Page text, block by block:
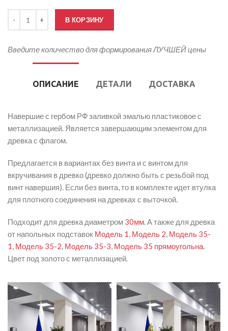
В КОРЗИНУ
Введите количество для формирования ЛУЧШЕЙ цены
ОПИСАНИЕ ДЕТАЛИ ДОСТАВКА
Навершие с гербом РФ заливкой эмалью пластиковое с
металлизацией. Является завершающим элементом для
древка с флагом.
Предлагается в вариантах без винта и с винтом для
вкручивания в древко (древко должно быть с резьбой под
винт навершия). Если без винта, то в комплекте идет втулка
для плотного соединения на древках с выточкой.
Подходит для древка диаметром 30мм. А также для древка
от напольных подставок Модель 1, Модель 2, Модель 35-
1, Модель 35-2, Модель 35-3, Модель 35 прямоугольна.
Цвет под золото с металлизацией.